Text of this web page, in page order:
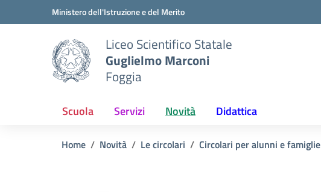
Vai ai contenuti
Vai al menu di navigazioneMinistero dell'Istruzione e del Merito
Liceo Scientifico Statale
Guglielmo Marconi
Foggia
Scuola Servizi Novità Didattica
Home Novità Le circolari Circolari per alunni e famiglie